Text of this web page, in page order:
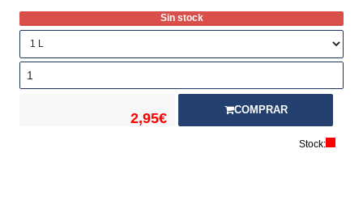
Sin stock
2,95€
COMPRAR
Stock: